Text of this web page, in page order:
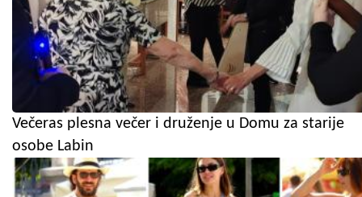
Večeras plesna večer i druženje u Domu za starije
osobe Labin